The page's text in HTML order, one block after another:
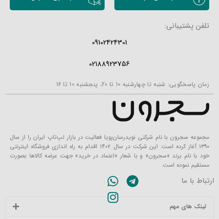
تلفن پشتیبانی:
09102424301
02188923756
زمان پاسخگویی: شنبه تا چهارشنبه 10 تا 20، پنجشنبه 10 تا 16
مجموعه سجرون با نام شرکتی نویدرسان‌پویا فعالیت در بازار لپ‌تاپ ایران را از سال
۱۳۹۰ آغاز کرده است. این شرکت در سال ۱۴۰۲ اقدام به راه اندازی فروشگاه اینترنتی
خود با نام برند «سجرون» و با شعار «اعتماد در خرید» جهت عرضه کالاها بصورت
مستقیم نموده است.
ارتباط با ما
لینک های مهم